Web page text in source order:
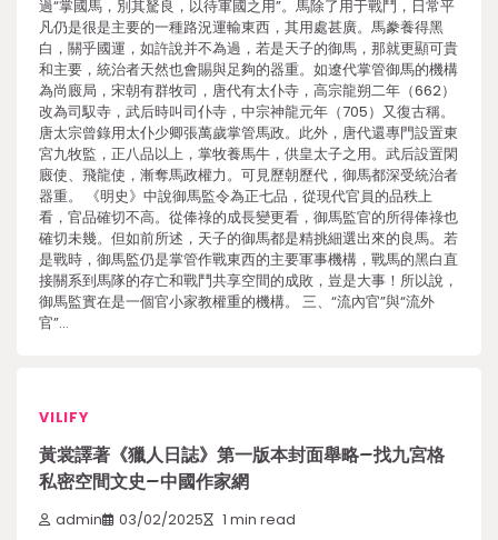
過“掌國馬，別其駑良，以待軍國之用”。馬除了用于戰鬥，日常平
凡仍是很是主要的一種路況運輸東西，其用處甚廣。馬豢養得黑
白，關乎國運，如許說并不為過，若是天子的御馬，那就更顯可貴
和主要，統治者天然也會賜與足夠的器重。如遼代掌管御馬的機構
為尚廄局，宋朝有群牧司，唐代有太仆寺，高宗龍朔二年（662）
改為司馭寺，武后時叫司仆寺，中宗神龍元年（705）又復古稱。
唐太宗曾錄用太仆少卿張萬歲掌管馬政。此外，唐代還專門設置東
宮九牧監，正八品以上，掌牧養馬牛，供皇太子之用。武后設置閑
廄使、飛龍使，漸奪馬政權力。可見歷朝歷代，御馬都深受統治者
器重。 《明史》中說御馬監令為正七品，從現代官員的品秩上
看，官品確切不高。從俸祿的成長變更看，御馬監官的所得俸祿也
確切未幾。但如前所述，天子的御馬都是精挑細選出來的良馬。若
是戰時，御馬監仍是掌管作戰東西的主要軍事機構，戰馬的黑白直
接關系到馬隊的存亡和戰鬥共享空間的成敗，豈是大事！所以說，
御馬監實在是一個官小家教權重的機構。 三、“流內官”與“流外
官”…
VILIFY
黃裳譯著《獵人日誌》第一版本封面舉略–找九宮格
私密空間文史–中國作家網
admin 03/02/2025 1 min read